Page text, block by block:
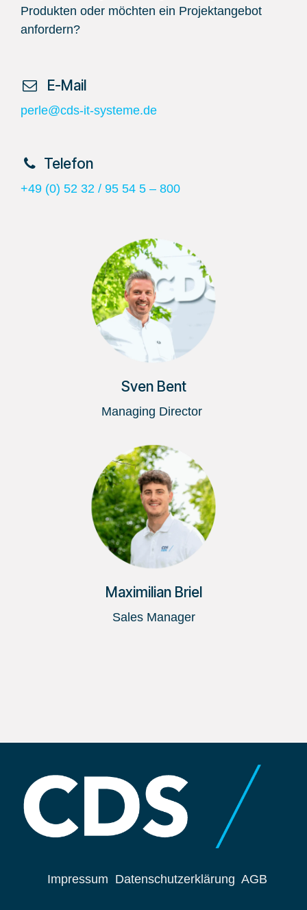
Produkten oder möchten ein Projektangebot
anfordern?
​ E-Mail
perle@cds-it-systeme.de
​Telefon
+49 (0) 52 32 / 95 54 5 – 800
Sven Bent
Managing Director
Maximilian Briel
Sales Manager
Impressum Datenschutzerklärung AGB